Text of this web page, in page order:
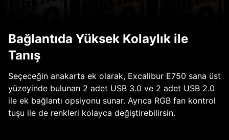
Bağlantıda Yüksek Kolaylık ile
Tanış
Seçeceğin anakarta ek olarak, Excalibur E750 sana üst
yüzeyinde bulunan 2 adet USB 3.0 ve 2 adet USB 2.0
ile ek bağlantı opsiyonu sunar. Ayrıca RGB fan kontrol
tuşu ile de renkleri kolayca değiştirebilirsin.